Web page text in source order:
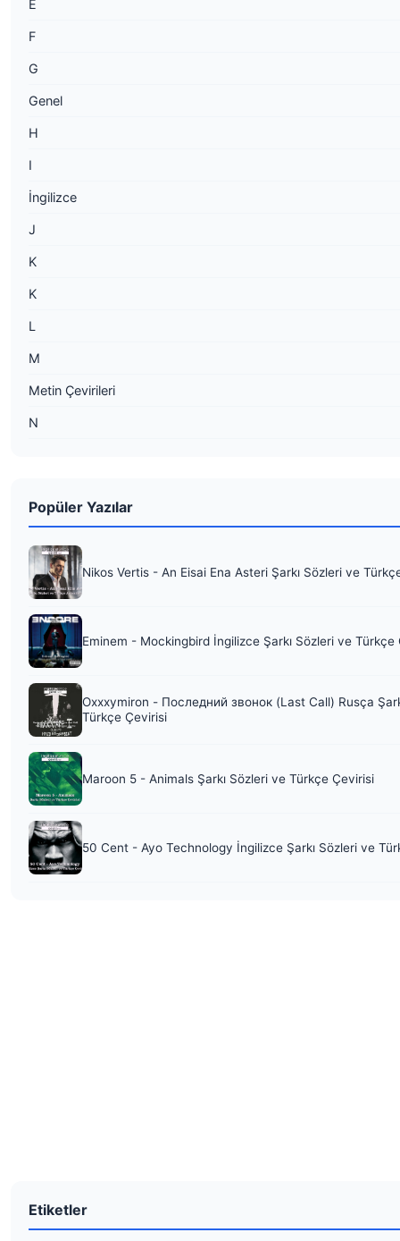
E
F
G
Genel
H
I
İngilizce
J
K
K
L
M
Metin Çevirileri
N
Popüler Yazılar
Nikos Vertis - An Eisai Ena Asteri Şarkı Sözleri ve
Eminem - Mockingbird İngilizce Şarkı Sözleri ve Türkçe
Oxxxymiron - Последний звонок (Last Call) Rusça
Türkçe Çevirisi
Maroon 5 - Animals Şarkı Sözleri ve Türkçe Çevirisi
50 Cent - Ayo Technology İngilizce Şarkı Sözleri ve
Etiketler